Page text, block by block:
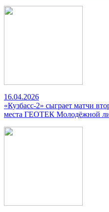
16.04.2026
«Кузбасс-2» сыграет матчи
места ГЕОТЕК Молодёжной